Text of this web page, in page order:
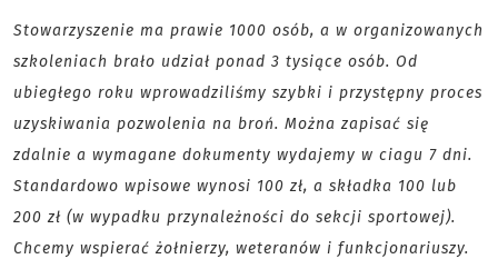
Stowarzyszenie ma prawie 1000 osób, a w organizowanych
szkoleniach brało udział ponad 3 tysiące osób. Od
ubiegłego roku wprowadziliśmy szybki i przystępny proces
uzyskiwania pozwolenia na broń. Można zapisać się
zdalnie a wymagane dokumenty wydajemy w ciagu 7 dni.
Standardowo wpisowe wynosi 100 zł, a składka 100 lub
200 zł (w wypadku przynależności do sekcji sportowej).
Chcemy wspierać żołnierzy, weteranów i funkcjonariuszy.